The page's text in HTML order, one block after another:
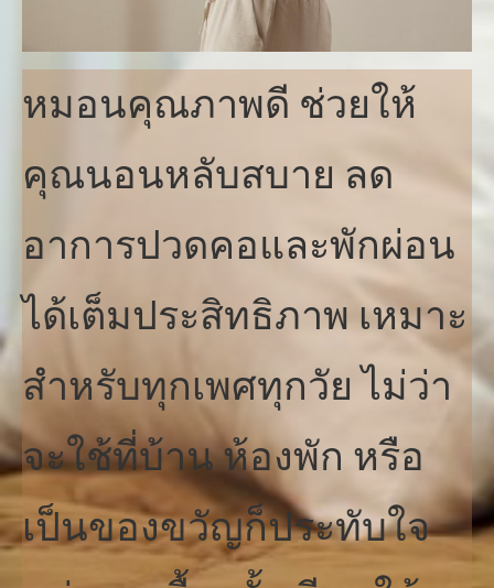
หมอนคุณภาพดี ช่วยให้
คุณนอนหลับสบาย ลด
อาการปวดคอและพักผ่อน
ได้เต็มประสิทธิภาพ เหมาะ
สำหรับทุกเพศทุกวัย ไม่ว่า
จะใช้ที่บ้าน ห้องพัก หรือ
เป็นของขวัญก็ประทับใจ